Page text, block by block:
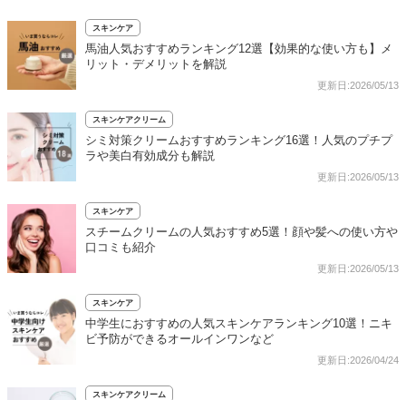
スキンケア
馬油人気おすすめランキング12選【効果的な使い方も】メ
リット・デメリットを解説
更新日:2026/05/13
スキンケアクリーム
シミ対策クリームおすすめランキング16選！人気のプチプ
ラや美白有効成分も解説
更新日:2026/05/13
スキンケア
スチームクリームの人気おすすめ5選！顔や髪への使い方や
口コミも紹介
更新日:2026/05/13
スキンケア
中学生におすすめの人気スキンケアランキング10選！ニキ
ビ予防ができるオールインワンなど
更新日:2026/04/24
スキンケアクリーム